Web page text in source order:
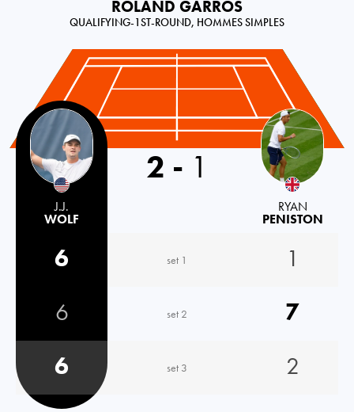
ROLAND GARROS
QUALIFYING-1ST-ROUND, HOMMES SIMPLES
USA
J.J.
WOLF
2 - 1
RYAN
PENISTON
6 set 1
1
6
set 2
7
6
set 3 2